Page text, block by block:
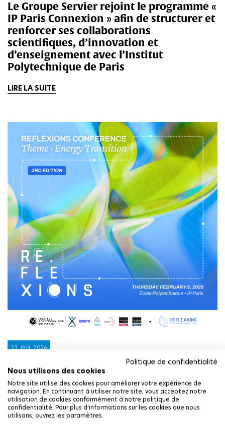
Politique de confidentialité
Nous utilisons des cookies
Notre site utilise des cookies pour améliorer votre expérience de
navigation. En continuant à utiliser notre site, vous acceptez notre
utilisation de cookies conformément à notre politique de
confidentialité. Pour plus d'informations sur les cookies que nous
utilisons, ouvrez les paramètres.
Le Groupe Servier rejoint le programme «
IP Paris Connexion » afin de structurer et
renforcer ses collaborations
scientifiques, d’innovation et
d’enseignement avec l’Institut
Polytechnique de Paris
LIRE LA SUITE
DÉVELOPPEMENT DURABLE, EDUCATION, INNOVATION,
RECHERCHE, INTERNATIONAL
23 JAN. 2026
L’Institut Polytechnique de Paris
rassemble l’excellence scientifique et
décisionnelle mondiale pour une